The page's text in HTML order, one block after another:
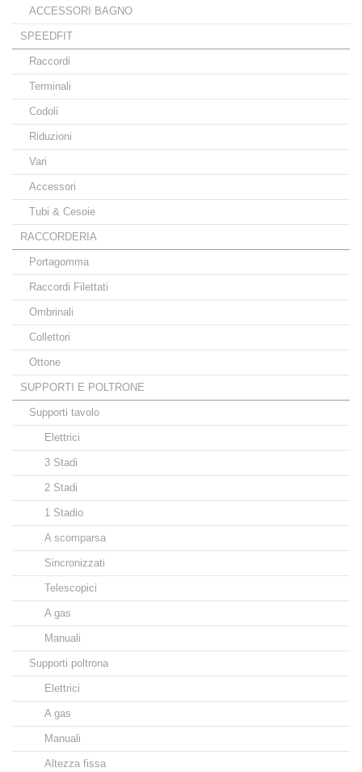
ACCESSORI BAGNO
SPEEDFIT
Raccordi
Terminali
Codoli
Riduzioni
Vari
Accessori
Tubi & Cesoie
RACCORDERIA
Portagomma
Raccordi Filettati
Ombrinali
Collettori
Ottone
SUPPORTI E POLTRONE
Supporti tavolo
Elettrici
3 Stadi
2 Stadi
1 Stadio
A scomparsa
Sincronizzati
Telescopici
A gas
Manuali
Supporti poltrona
Elettrici
A gas
Manuali
Altezza fissa